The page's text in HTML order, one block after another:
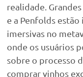
realidade.
e a Penfolds
imersivas no
onde os usuários
sobre o processo
comprar vinhos